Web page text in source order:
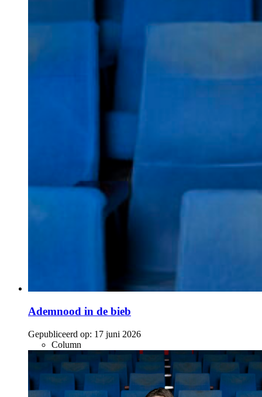
Ademnood in de bieb
Gepubliceerd op: 17 juni 2026
Column